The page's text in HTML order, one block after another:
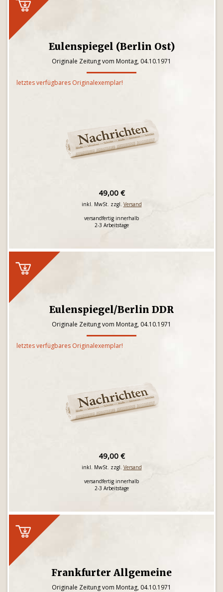
Eulenspiegel (Berlin Ost)
Originale Zeitung vom Montag, 04.10.1971
letztes verfügbares Originalexemplar!
49,00 €
inkl. MwSt. zzgl. Versand
versandfertig innerhalb
2-3 Arbeitstage
Eulenspiegel/Berlin DDR
Originale Zeitung vom Montag, 04.10.1971
letztes verfügbares Originalexemplar!
49,00 €
inkl. MwSt. zzgl. Versand
versandfertig innerhalb
2-3 Arbeitstage
Frankfurter Allgemeine
Originale Zeitung vom Montag, 04.10.1971